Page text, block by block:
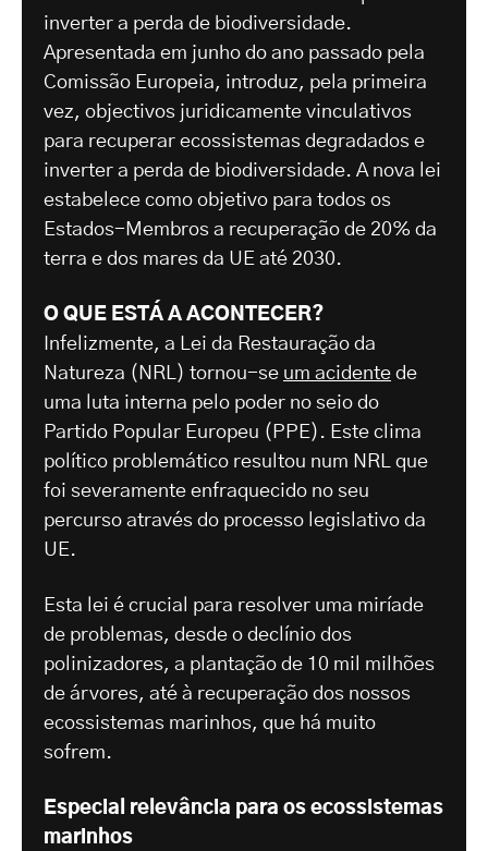
inverter a perda de biodiversidade.
Apresentada em junho do ano passado pela
Comissão Europeia, introduz, pela primeira
vez, objectivos juridicamente vinculativos
para recuperar ecossistemas degradados e
inverter a perda de biodiversidade. A nova lei
estabelece como objetivo para todos os
Estados-Membros a recuperação de 20% da
terra e dos mares da UE até 2030.
O QUE ESTÁ A ACONTECER?
Infelizmente, a Lei da Restauração da
Natureza (NRL) tornou-se um acidente de
uma luta interna pelo poder no seio do
Partido Popular Europeu (PPE). Este clima
político problemático resultou num NRL que
foi severamente enfraquecido no seu
percurso através do processo legislativo da
UE.
Esta lei é crucial para resolver uma miríade
de problemas, desde o declínio dos
polinizadores, a plantação de 10 mil milhões
de árvores, até à recuperação dos nossos
ecossistemas marinhos, que há muito
sofrem.
Especial relevância para os ecossistemas
marinhos